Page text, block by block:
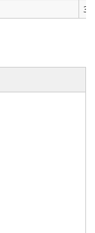
32